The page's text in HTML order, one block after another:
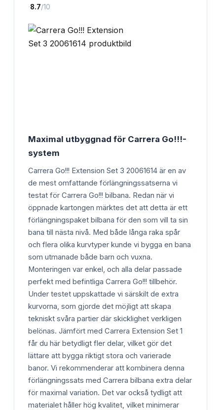
·8.7/10
Maximal utbyggnad för Carrera Go!!!-
system
Carrera Go!!! Extension Set 3 20061614 är en av
de mest omfattande förlängningssatserna vi
testat för Carrera Go!!! bilbana. Redan när vi
öppnade kartongen märktes det att detta är ett
förlängningspaket bilbana för den som vill ta sin
bana till nästa nivå. Med både långa raka spår
och flera olika kurvtyper kunde vi bygga en bana
som utmanade både barn och vuxna.
Monteringen var enkel, och alla delar passade
perfekt med befintliga Carrera Go!!! tillbehör.
Under testet uppskattade vi särskilt de extra
kurvorna, som gjorde det möjligt att skapa
tekniskt svåra partier där skicklighet verkligen
belönas. Jämfört med Carrera Extension Set 1
får du här betydligt fler delar, vilket gör det
lättare att bygga riktigt stora och varierade
banor. Vi rekommenderar att kombinera denna
förlängningssats med Carrera bilbana extra delar
för maximal variation. Det var också tydligt att
materialet håller hög kvalitet, vilket minimerar